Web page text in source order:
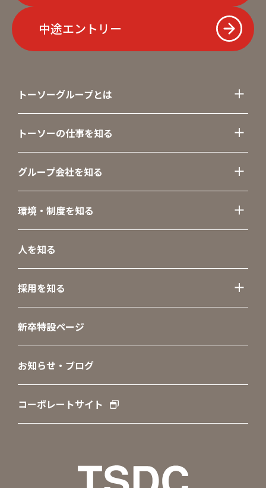
中途エントリー
トーソーグループとは
トーソーの仕事を知る
グループ会社を知る
環境・制度を知る
人を知る
採用を知る
新卒特設ページ
お知らせ・ブログ
コーポレートサイト